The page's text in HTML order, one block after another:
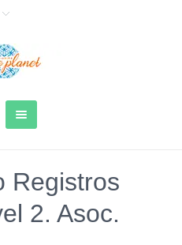
Registros
2. Asoc.